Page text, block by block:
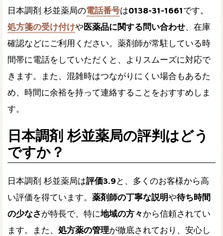
日本調剤 杉並薬局の電話番号は0138-31-1661です。
処方箋の受け付けや医薬品に関する問い合わせ、在庫
確認などにご利用ください。薬剤師が常駐している時
間帯に電話をしていただくと、よりスムーズに対応で
きます。また、混雑時はつながりにくい場合もあるた
め、時間に余裕を持って連絡することをおすすめしま
す。
日本調剤 杉並薬局の評判はどう
ですか？
日本調剤 杉並薬局は評価3.9 と、多くのお客様から高
い評価を得ています。 薬剤師の丁寧な説明や待ち時間
の少なさが特長で、特に地域の方々 から信頼されてい
ます。また、 処方薬の管理が徹底されており、安心し